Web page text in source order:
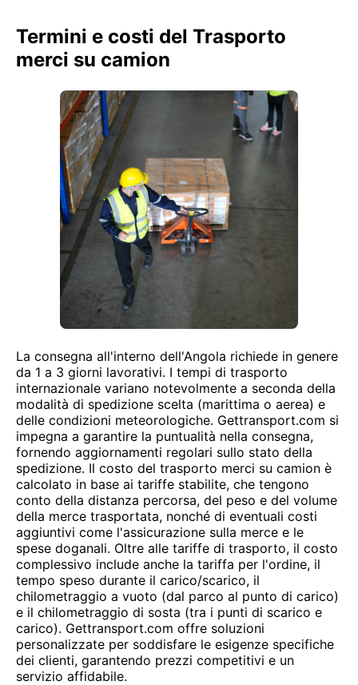
Termini e costi del Trasporto
merci su camion
La consegna all'interno dell'Angola richiede in genere
da 1 a 3 giorni lavorativi. I tempi di trasporto
internazionale variano notevolmente a seconda della
modalità di spedizione scelta (marittima o aerea) e
delle condizioni meteorologiche. Gettransport.com si
impegna a garantire la puntualità nella consegna,
fornendo aggiornamenti regolari sullo stato della
spedizione. Il costo del trasporto merci su camion è
calcolato in base ai tariffe stabilite, che tengono
conto della distanza percorsa, del peso e del volume
della merce trasportata, nonché di eventuali costi
aggiuntivi come l'assicurazione sulla merce e le
spese doganali. Oltre alle tariffe di trasporto, il costo
complessivo include anche la tariffa per l'ordine, il
tempo speso durante il carico/scarico, il
chilometraggio a vuoto (dal parco al punto di carico)
e il chilometraggio di sosta (tra i punti di scarico e
carico). Gettransport.com offre soluzioni
personalizzate per soddisfare le esigenze specifiche
dei clienti, garantendo prezzi competitivi e un
servizio affidabile.